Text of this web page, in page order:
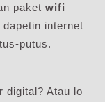
paket wifi
dapetin internet
putus.
digital? Atau lo